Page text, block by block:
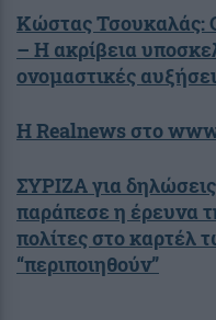
Κώστας Τσουκαλάς:
– Η ακρίβεια
ονομαστικές
Η Realnews στο
ΣΥΡΙΖΑ για
παράπεσε η έρευνα
πολίτες στο καρτέλ
“περιποιηθούν”